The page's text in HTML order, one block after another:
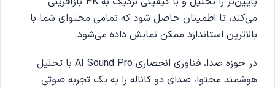
می‌کند، تا اطمینان حاصل شود که تمامی محتوای شما با
بالاترین استاندارد ممکن نمایش داده می‌شود.
در حوزه صدا، فناوری انحصاری AI Sound Pro با تحلیل
هوشمند محتوا، صدای دو کاناله را به یک تجربه صوتی